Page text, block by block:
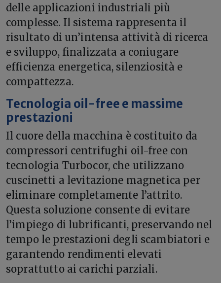
delle applicazioni industriali più
complesse. Il sistema rappresenta il
risultato di un’intensa attività di ricerca
e sviluppo, finalizzata a coniugare
efficienza energetica, silenziosità e
compattezza.
Tecnologia oil-free e massime
prestazioni
Il cuore della macchina è costituito da
compressori centrifughi oil-free con
tecnologia Turbocor, che utilizzano
cuscinetti a levitazione magnetica per
eliminare completamente l’attrito.
Questa soluzione consente di evitare
l’impiego di lubrificanti, preservando nel
tempo le prestazioni degli scambiatori e
garantendo rendimenti elevati
soprattutto ai carichi parziali.